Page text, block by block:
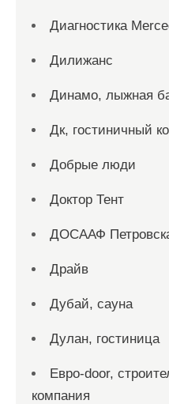
Диагностика
Дилижанс
Динамо, лыжная
Дк, гостиничный
Добрые люди
Доктор Тент
ДОСААФ
Драйв
Дубай, сауна
Дулан, гостиница
Евро-door,
компания